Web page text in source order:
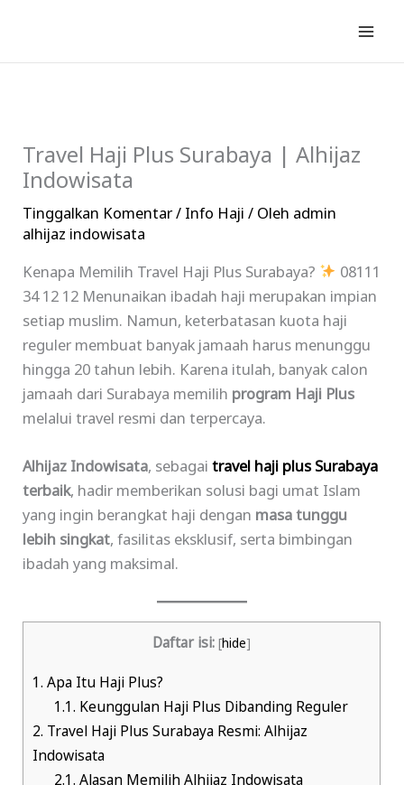
konten
Travel Haji Plus Surabaya | Alhijaz
Indowisata
Tinggalkan Komentar/ Info Haji / Oleh admin
alhijaz indowisata
Kenapa Memilih Travel Haji Plus Surabaya?
08111
34 12 12 Menunaikan ibadah haji merupakan impian
setiap muslim. Namun, keterbatasan kuota haji
reguler membuat banyak jamaah harus menunggu
hingga 20 tahun lebih. Karena itulah, banyak calon
jamaah dari Surabaya memilih program Haji Plus
melalui travel resmi dan terpercaya.
Alhijaz Indowisata, sebagaitravel haji plus Surabaya
terbaik, hadir memberikan solusi bagi umat Islam
yang ingin berangkat haji dengan masa tunggu
lebih singkat, fasilitas eksklusif, serta bimbingan
ibadah yang maksimal.
Daftar isi: [hide]
1. Apa Itu Haji Plus?
1.1. Keunggulan Haji Plus Dibanding Reguler
2. Travel Haji Plus Surabaya Resmi: Alhijaz
Indowisata
2.1. Alasan Memilih Alhijaz Indowisata